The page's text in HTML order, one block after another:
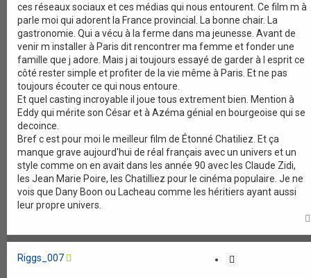
ces réseaux sociaux et ces médias qui nous entourent. Ce film m à
parle moi qui adorent la France provincial. La bonne chair. La
gastronomie. Qui a vécu à la ferme dans ma jeunesse. Avant de
venir m installer à Paris dit rencontrer ma femme et fonder une
famille que j adore. Mais j ai toujours essayé de garder à l esprit ce
côté rester simple et profiter de la vie même à Paris. Et ne pas
toujours écouter ce qui nous entoure.
Et quel casting incroyable il joue tous extrement bien. Mention à
Eddy qui mérite son César et à Azéma génial en bourgeoise qui se
decoince.
Bref c est pour moi le meilleur film de Étonné Chatiliez. Et ça
manque grave aujourd'hui de réal français avec un univers et un
style comme on en avait dans les année 90 avec les Claude Zidi,
les Jean Marie Poire, les Chatilliez pour le cinéma populaire. Je ne
vois que Dany Boon ou Lacheau comme les héritiers ayant aussi
leur propre univers.
Riggs_007